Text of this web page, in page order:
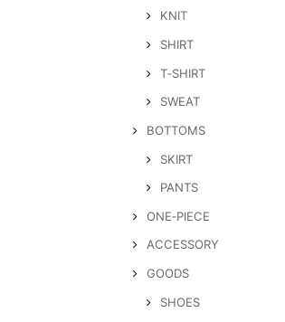
KNIT
SHIRT
T‐SHIRT
SWEAT
BOTTOMS
SKIRT
PANTS
ONE‐PIECE
ACCESSORY
GOODS
SHOES